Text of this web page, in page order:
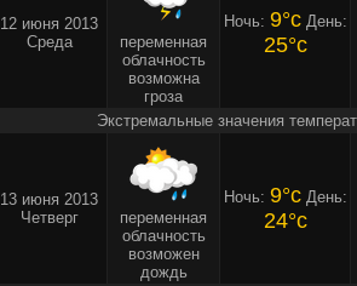
12 июня 2013
Среда
переменная
облачность
возможна
гроза
Ночь: 9°cДень:
25°c
Экстремальные значения
13 июня 2013
Четверг
переменная
облачность
возможен
дождь
Ночь: 9°cДень:
24°c